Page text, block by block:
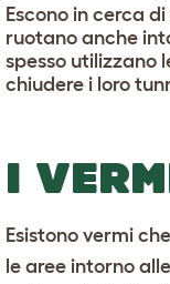
Escono in cerca
ruotano anche
spesso utilizzano
chiudere i loro
I
Esistono vermi
le aree intorno